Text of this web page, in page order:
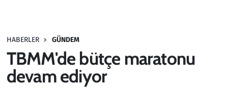
HABERLER GÜNDEM
TBMM'de bütçe maratonu
devam ediyor
Haber
Kültür Sanat